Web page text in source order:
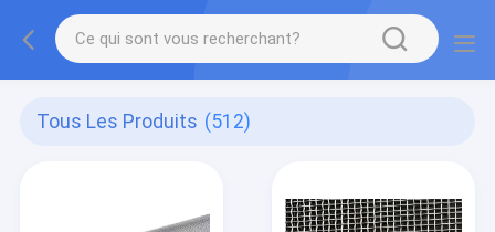
Tous Les Produits (512)